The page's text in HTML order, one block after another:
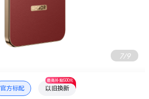
7/9
官方标配 以旧换新
最高补贴500元